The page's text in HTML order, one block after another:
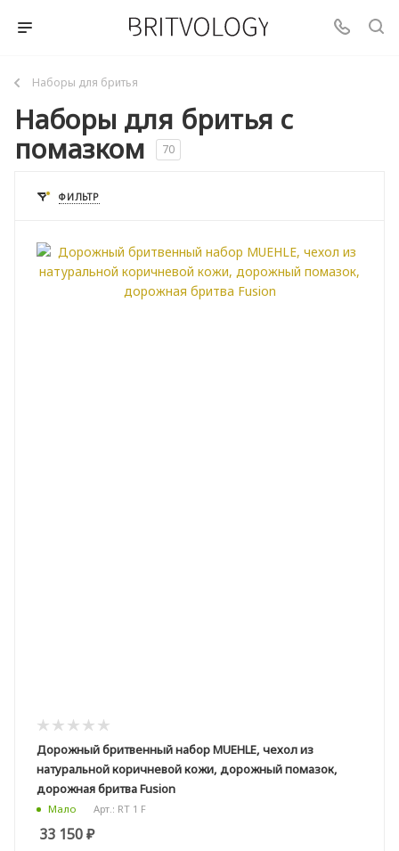
Наборы для бритья
Наборы для бритья с
помазком
70
ФИЛЬТР
Дорожный бритвенный набор MUEHLE, чехол из
натуральной коричневой кожи, дорожный помазок,
дорожная бритва Fusion
Мало Арт.: RT 1 F
33 150₽